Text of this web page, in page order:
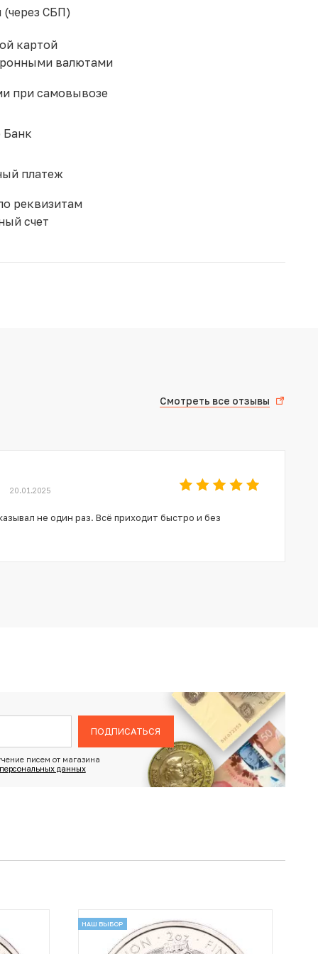
СБП)
картой
валютами
при самовывозе
Банк
платеж
реквизитам
счет
Смотреть все отзывы
20.01.2025
не один раз. Всё приходит быстро и без
ПОДПИСАТЬСЯ
писем от магазина
данных
НАШ ВЫБОР